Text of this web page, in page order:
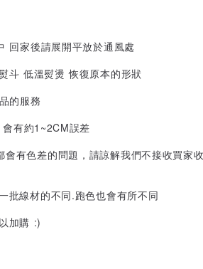
回家後請展開平放於通風處
斗 低溫熨燙 恢復原本的形狀
的服務
有約1~2CM誤差
有色差的問題，請諒解我們不接收買家
批線材的不同.跑色也會有所不同
加購 :)